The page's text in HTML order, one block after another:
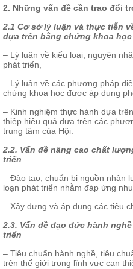
2. Những vấn đề cần trao đổi
2.1 Cơ sở lý luận và thực tiễn
dựa trên bằng chứng khoa học
– Lý luận về kiểu loại, nguyên
phát triển,
– Lý luận về các phương pháp
chứng khoa học được áp dụng
– Kinh nghiệm thực hành dựa
thiệp hiệu quả dựa trên các
trung tâm của Hội.
2.2. Vấn đề nâng cao chất
triển
– Đào tạo, chuẩn bị nguồn nhân
loạn phát triển nhằm đáp ứng
– Xây dựng và áp dụng các tiêu
2.3. Vấn đề đạo đức hành
triển
– Tiêu chuẩn hành nghề, tiêu
trên thế giới trong lĩnh vực can